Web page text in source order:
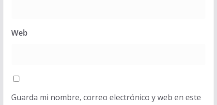
Web
Guarda mi nombre, correo electrónico y web en este